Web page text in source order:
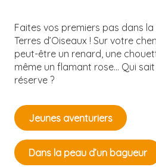
Faites vos premiers pas dans
Terres d’Oiseaux ! Sur votre
peut-être un renard, une
même un flamant rose… Qui
réserve ?
Jeunes aventuriers
Dans la peau d’un bagueur